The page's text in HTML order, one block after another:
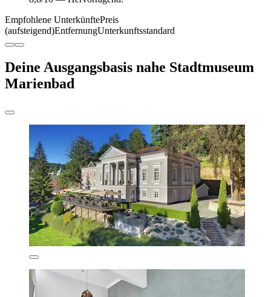
Empfohlene UnterkünftePreis
(aufsteigend)EntfernungUnterkunftsstandard
Deine Ausgangsbasis nahe Stadtmuseum
Marienbad